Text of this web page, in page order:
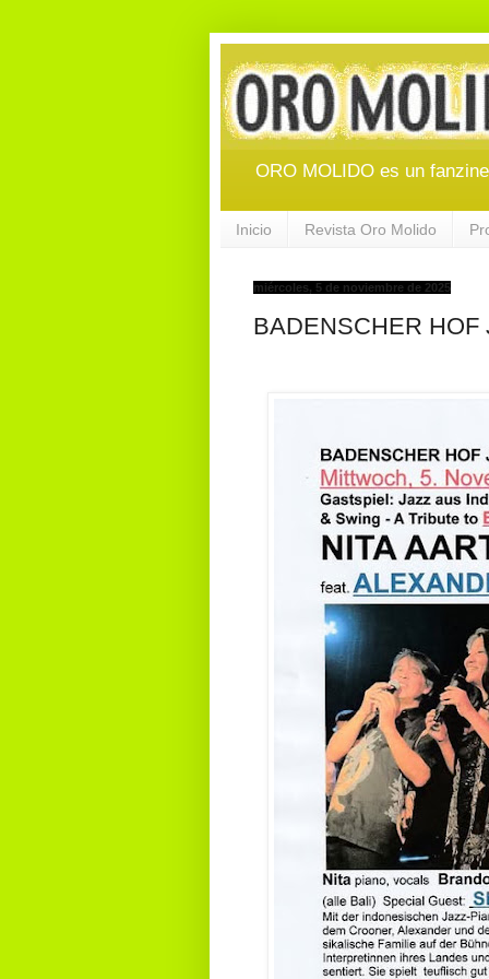
ORO MOLIDO es un
Inicio Revista Oro Molido
miércoles, 5 de noviembre de 2025
BADENSCHER HOF